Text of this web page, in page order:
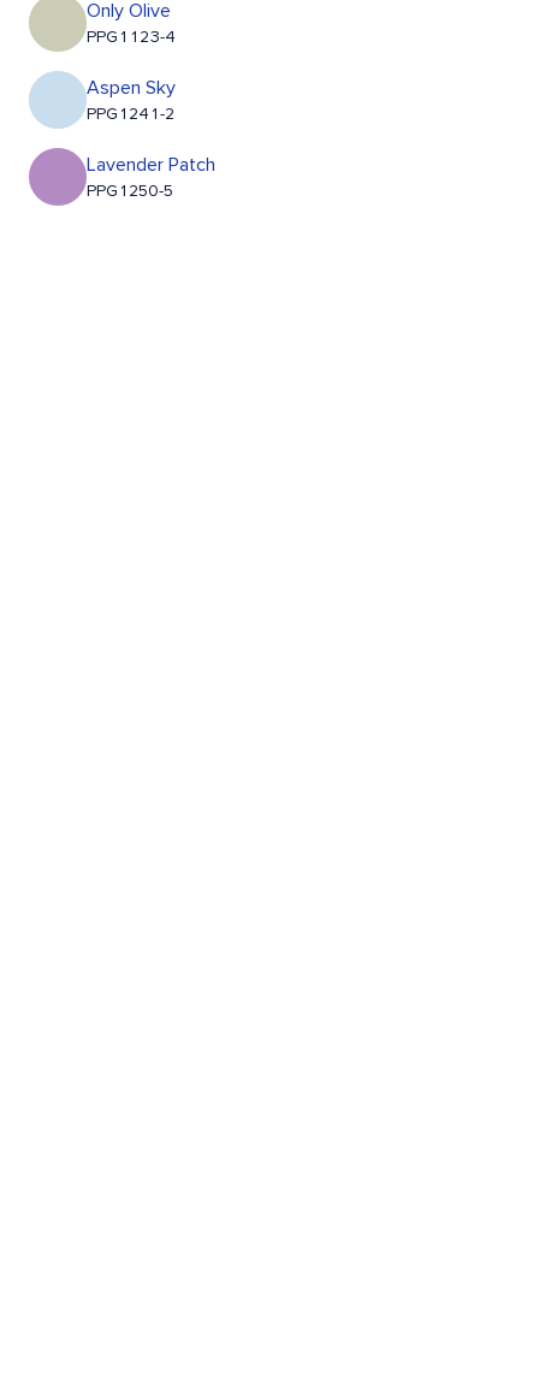
Only Olive
PPG1123-4
Aspen Sky
PPG1241-2
Lavender Patch
PPG1250-5